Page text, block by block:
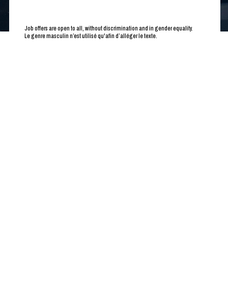
Job offers are open to all, without discrimination and in gender equality.
Le genre masculin n’est utilisé qu'afin d’alléger le texte.